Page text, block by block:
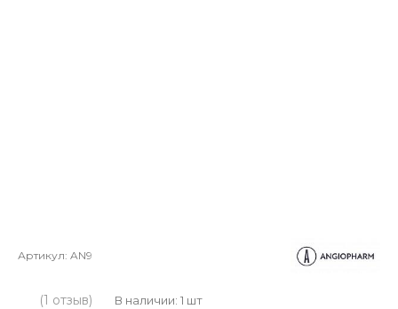
Артикул: AN9
(1 отзыв) В наличии: 1 шт